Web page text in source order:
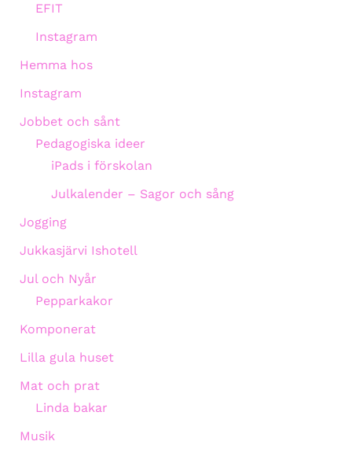
EFIT
Instagram
Hemma hos
Instagram
Jobbet och sånt
Pedagogiska ideer
iPads i förskolan
Julkalender – Sagor och sång
Jogging
Jukkasjärvi Ishotell
Jul och Nyår
Pepparkakor
Komponerat
Lilla gula huset
Mat och prat
Linda bakar
Musik